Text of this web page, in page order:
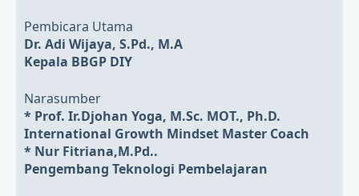
Pembicara Utama
Dr. Adi Wijaya, S.Pd., M.A
Kepala BBGP DIY
Narasumber
* Prof. Ir.Djohan Yoga, M.Sc. MOT., Ph.D.
International Growth Mindset Master Coach
* Nur Fitriana,M.Pd..
Pengembang Teknologi Pembelajaran